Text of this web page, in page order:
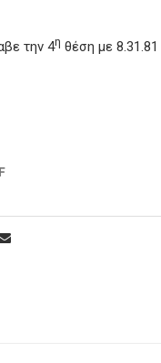
την 4η θέση με